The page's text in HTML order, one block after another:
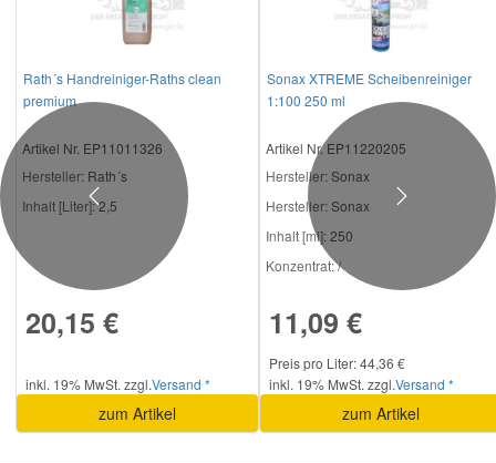
Rath´s Handreiniger-Raths clean
premium
Artikel Nr. EP11011326
Hersteller: Rath´s
Inhalt [Liter]:2,5
20,15 €
inkl. 19% MwSt. zzgl.Versand *
zum Artikel
Sonax XTREME Scheibenreiniger
1:100 250 ml
Artikel Nr. EP11220205
Hersteller: Sonax
Hersteller: Sonax
Inhalt [ml]: 250
Konzentrat:/
11,09 €
Preis pro Liter: 44,36 €
inkl. 19% MwSt. zzgl.Versand *
zum Artikel
Previous Next